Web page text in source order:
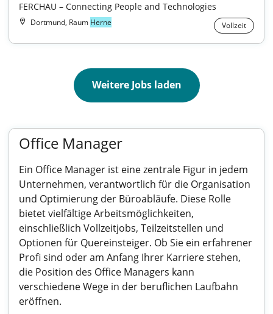
FERCHAU – Connecting People and Technologies
Dortmund, Raum Herne Vollzeit
Weitere Jobs laden
Office Manager
Ein Office Manager ist eine zentrale Figur in jedem
Unternehmen, verantwortlich für die Organisation
und Optimierung der Büroabläufe. Diese Rolle
bietet vielfältige Arbeitsmöglichkeiten,
einschließlich Vollzeitjobs, Teilzeitstellen und
Optionen für Quereinsteiger. Ob Sie ein erfahrener
Profi sind oder am Anfang Ihrer Karriere stehen,
die Position des Office Managers kann
verschiedene Wege in der beruflichen Laufbahn
eröffnen.